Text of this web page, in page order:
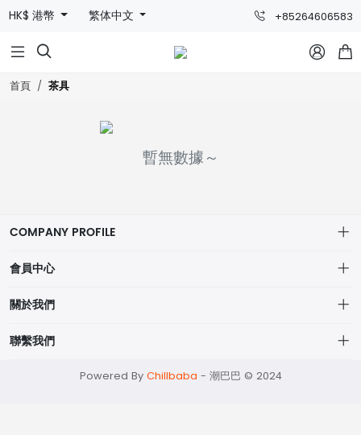
HK$ 港幣 繁体中文 +85264606583
  
首頁 茶具
暫無數據～
COMPANY PROFILE
會員中心
個人中心
我的收藏
關於我們
網站宗旨
聯繫我們
momo@chilbaba.com
Powered By Chillbaba - 潮巴巴 © 2024